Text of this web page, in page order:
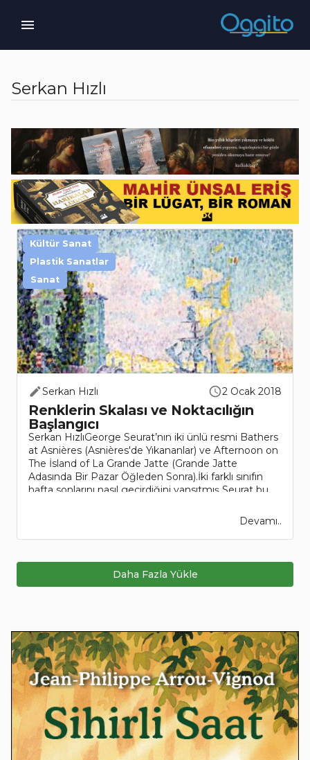
Serkan Hızlı
Serkan Hızlı 2 Ocak 2018
Renklerin Skalası ve Noktacılığın
Başlangıcı
Serkan HızlıGeorge Seurat’nın iki ünlü resmi Bathers
at Asnières (Asnières'de Yıkananlar) ve Afternoon on
The İsland of La Grande Jatte (Grande Jatte
Adasında Bir Pazar Öğleden Sonra).İki farklı sınıfın
hafta sonlarını nasıl geçirdiğini yansıtmış Seurat bu..
Devamı..
Kültür Sanat
Plastik Sanatlar
Sanat
Daha Fazla Yükle